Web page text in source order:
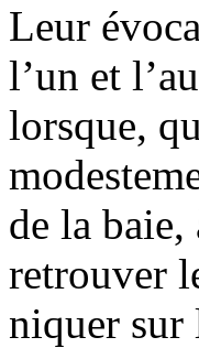
Leur
l’un et
lorsque,
de la
retrouver
niquer sur